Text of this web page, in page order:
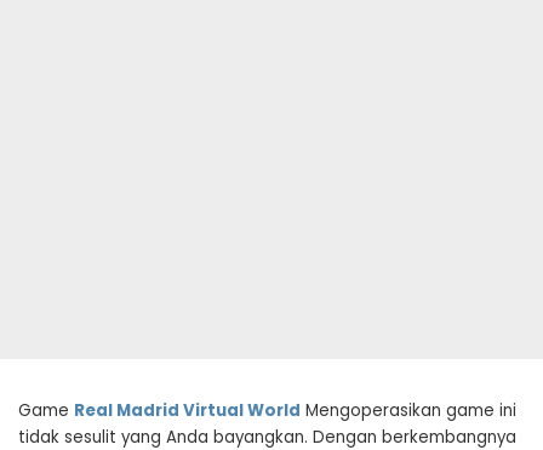
Game Real Madrid Virtual World Mengoperasikan game ini
tidak sesulit yang Anda bayangkan. Dengan berkembangnya